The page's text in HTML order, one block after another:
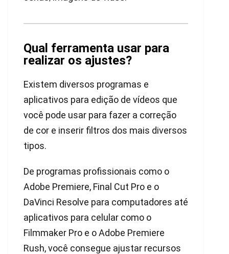
Qual ferramenta usar para
realizar os ajustes?
Existem diversos programas e
aplicativos para edição de vídeos que
você pode usar para fazer a correção
de cor e inserir filtros dos mais diversos
tipos.
De programas profissionais como o
Adobe Premiere, Final Cut Pro e o
DaVinci Resolve para computadores até
aplicativos para celular como o
Filmmaker Pro e o Adobe Premiere
Rush, você consegue ajustar recursos